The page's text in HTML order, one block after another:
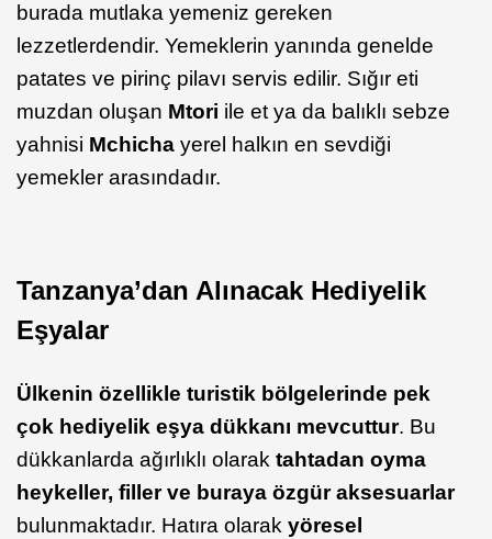
burada mutlaka yemeniz gereken
lezzetlerdendir. Yemeklerin yanında genelde
patates ve pirinç pilavı servis edilir. Sığır eti
muzdan oluşan Mtori ile et ya da balıklı sebze
yahnisi Mchicha yerel halkın en sevdiği
yemekler arasındadır.
Tanzanya’dan Alınacak Hediyelik
Eşyalar
Ülkenin özellikle turistik bölgelerinde pek
çok hediyelik eşya dükkanı mevcuttur. Bu
dükkanlarda ağırlıklı olarak tahtadan oyma
heykeller, filler ve buraya özgür aksesuarlar
bulunmaktadır. Hatıra olarak yöresel